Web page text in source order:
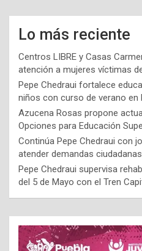
Lo más reciente
Centros LIBRE y Casas
atención a mujeres víctimas
Pepe Chedraui fortalece
niños con curso de verano en
Azucena Rosas propone
Opciones para Educación
Continúa Pepe Chedraui con
atender demandas
Pepe Chedraui supervisa
del 5 de Mayo con el Tren